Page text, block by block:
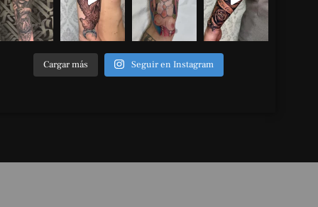
Cargar más Seguir en Instagram